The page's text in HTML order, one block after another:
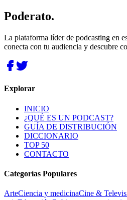
Poderato.
La plataforma líder de podcasting en
conecta con tu audiencia y descubre
Explorar
INICIO
¿QUÉ ES UN PODCAST?
GUÍA DE DISTRIBUCIÓN
DICCIONARIO
TOP 50
CONTACTO
Categorías Populares
ArteCiencia y medicinaCine &